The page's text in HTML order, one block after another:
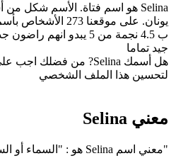
ب 4.5 نجمة من 5 يبدو
جيد تماما
هل أسمك Selina? من فضلك اجب على
لتحسين هذا الملف الشخصي
معني Selina
"معني اسم Selina هو : "السماء أو السماء